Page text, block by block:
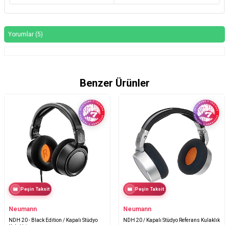
Yorumlar (5)
Benzer Ürünler
Peşin Taksit
Neumann
NDH 20 - Black Edition / Kapalı Stüdyo
Peşin Taksit
Neumann
NDH 20 / Kapalı Stüdyo Referans Kulaklık